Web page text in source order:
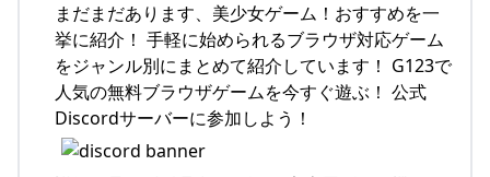
まだまだあります、美少女ゲーム！おすすめを一
挙に紹介！ 手軽に始められるブラウザ対応ゲーム
をジャンル別にまとめて紹介しています！ G123で
人気の無料ブラウザゲームを今すぐ遊ぶ！ 公式
Discordサーバーに参加しよう！